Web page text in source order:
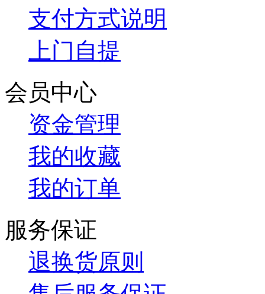
支付方式说明
上门自提
会员中心
资金管理
我的收藏
我的订单
服务保证
退换货原则